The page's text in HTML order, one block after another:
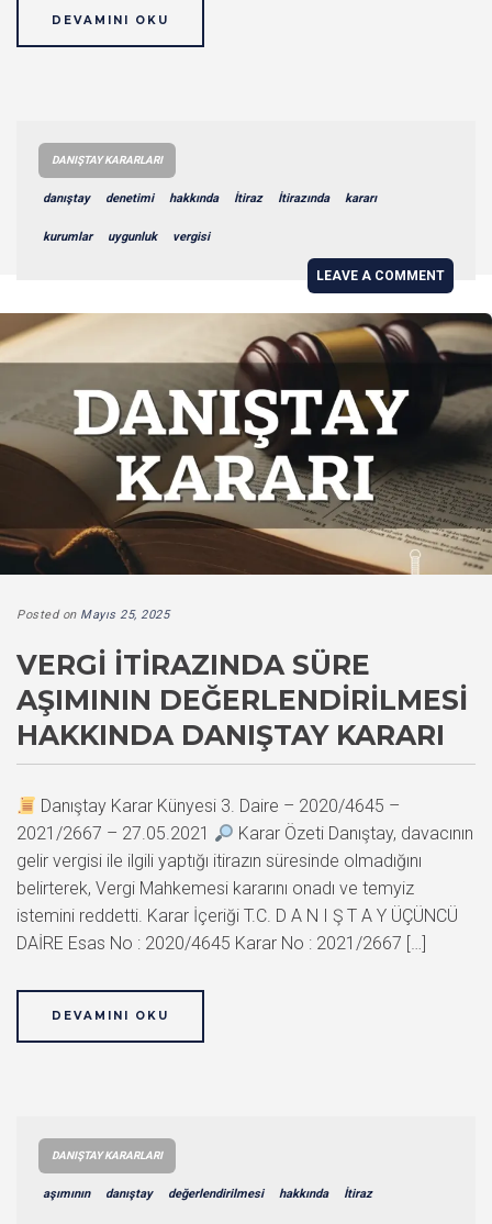
DEVAMINI OKU
DANIŞTAY KARARLARI
danıştay denetimi hakkında İtiraz İtirazında kararı
kurumlar uygunluk vergisi
LEAVE A COMMENT
Posted on Mayıs 25, 2025
VERGI İTIRAZINDA SÜRE
AŞIMININ DEĞERLENDIRILMESI
HAKKINDA DANIŞTAY KARARI
Danıştay Karar Künyesi 3. Daire – 2020/4645 –
2021/2667 – 27.05.2021
Karar Özeti Danıştay, davacının
gelir vergisi ile ilgili yaptığı itirazın süresinde olmadığını
belirterek, Vergi Mahkemesi kararını onadı ve temyiz
istemini reddetti. Karar İçeriği T.C. D A N I Ş T A Y ÜÇÜNCÜ
DAİRE Esas No : 2020/4645 Karar No : 2021/2667 […]
DEVAMINI OKU
DANIŞTAY KARARLARI
aşımının danıştay değerlendirilmesi hakkında İtiraz